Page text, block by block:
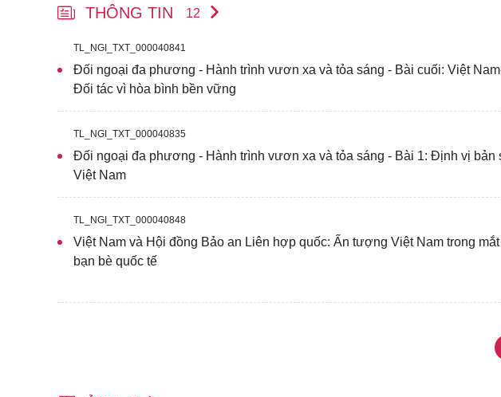
THÔNG TIN 12
TL_NGI_TXT_000040841
Đối ngoại đa phương - Hành trình vươn xa và tỏa sáng - Bài cuối: Việt
Đối tác vì hòa bình bền vững
TL_NGI_TXT_000040835
Đối ngoại đa phương - Hành trình vươn xa và tỏa sáng - Bài 1: Định vị bản
Việt Nam
TL_NGI_TXT_000040848
Việt Nam và Hội đồng Bảo an Liên hợp quốc: Ấn tượng Việt Nam trong mắt
bạn bè quốc tế